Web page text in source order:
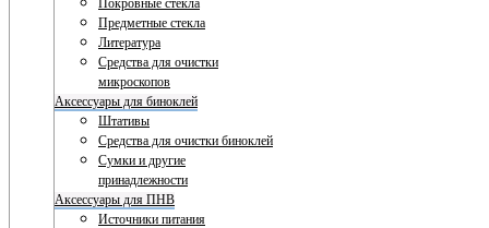
Покровные стекла
Предметные стекла
Литература
Средства для очистки
микроскопов
Аксессуары для биноклей
Штативы
Средства для очистки биноклей
Сумки и другие
принадлежности
Аксессуары для ПНВ
Источники питания